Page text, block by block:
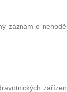
záznam o